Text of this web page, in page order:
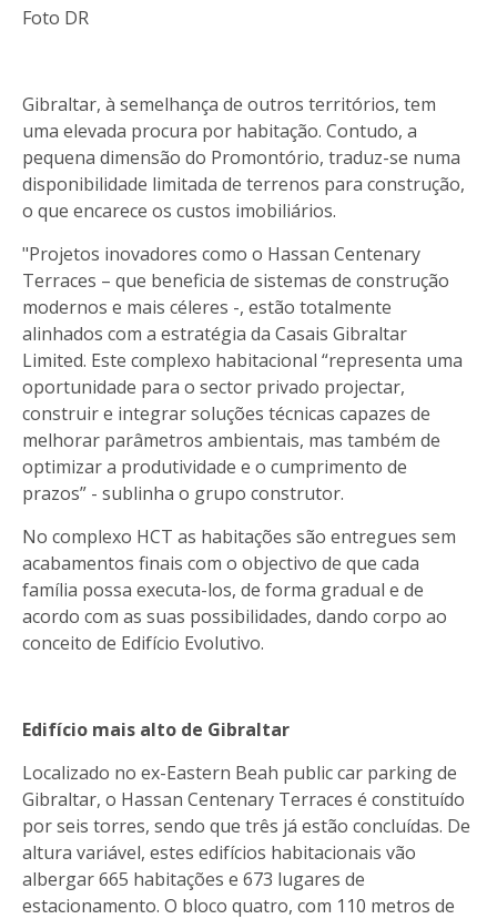
Foto DR
Gibraltar, à semelhança de outros territórios, tem
uma elevada procura por habitação. Contudo, a
pequena dimensão do Promontório, traduz-se numa
disponibilidade limitada de terrenos para construção,
o que encarece os custos imobiliários.
"Projetos inovadores como o Hassan Centenary
Terraces – que beneficia de sistemas de construção
modernos e mais céleres -, estão totalmente
alinhados com a estratégia da Casais Gibraltar
Limited. Este complexo habitacional “representa uma
oportunidade para o sector privado projectar,
construir e integrar soluções técnicas capazes de
melhorar parâmetros ambientais, mas também de
optimizar a produtividade e o cumprimento de
prazos” - sublinha o grupo construtor.
No complexo HCT as habitações são entregues sem
acabamentos finais com o objectivo de que cada
família possa executa-los, de forma gradual e de
acordo com as suas possibilidades, dando corpo ao
conceito de Edifício Evolutivo.
Edifício mais alto de Gibraltar
Localizado no ex-Eastern Beah public car parking de
Gibraltar, o Hassan Centenary Terraces é constituído
por seis torres, sendo que três já estão concluídas. De
altura variável, estes edifícios habitacionais vão
albergar 665 habitações e 673 lugares de
estacionamento. O bloco quatro, com 110 metros de